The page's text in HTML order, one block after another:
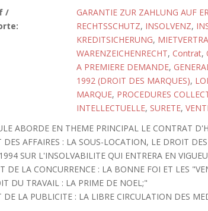
/
GARANTIE ZUR ZAHLUNG AUF
RECHTSSCHUTZ, INSOLVENZ,
KREDITSICHERUNG,
WARENZEICHENRECHT, Contrat,
A PREMIERE DEMANDE,
1992 (DROIT DES MARQUES),
MARQUE, PROCEDURES
INTELLECTUELLE, SURETE,
ABORDE EN THEME PRINCIPAL LE CONTRAT
DES AFFAIRES : LA SOUS-LOCATION, LE DROIT
SUR L'INSOLVABILITE QUI ENTRERA EN
DE LA CONCURRENCE : LA BONNE FOI ET LES
DU TRAVAIL : LA PRIME DE NOEL;"
DE LA PUBLICITE : LA LIBRE CIRCULATION DES